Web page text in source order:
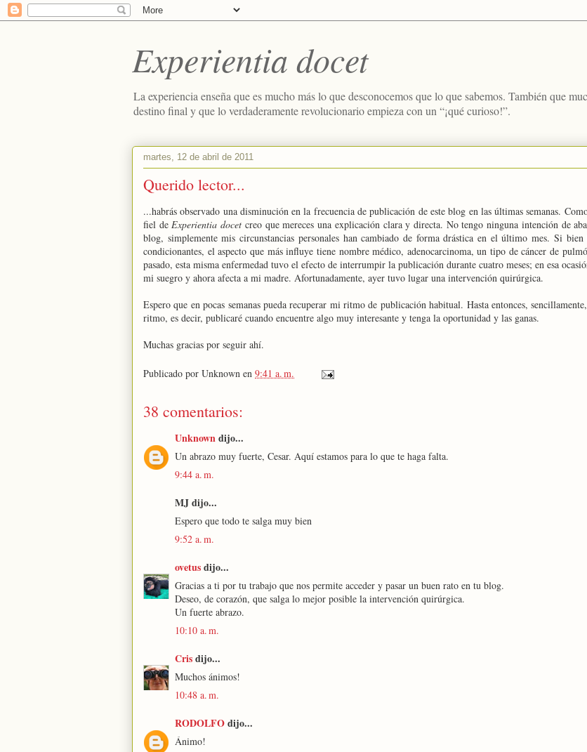
Experientia docet
La experiencia enseña que es mucho más lo que desconocemos que lo que sabemos. También que
destino final y que lo verdaderamente revolucionario empieza con un “¡qué curioso!”.
martes, 12 de abril de 2011
Querido lector...
...habrás observado una disminución en la frecuencia de publicación de este blog en las últimas semanas.
fiel deExperientia docet creo que mereces una explicación clara y directa. No tengo ninguna intención de
blog, simplemente mis circunstancias personales han cambiado de forma drástica en el último mes. Si
condicionantes, el aspecto que más influye tiene nombre médico, adenocarcinoma, un tipo de cáncer de
pasado, esta misma enfermedad tuvo el efecto de interrumpir la publicación durante cuatro meses; en esa
mi suegro y ahora afecta a mi madre. Afortunadamente, ayer tuvo lugar una intervención quirúrgica.
Espero que en pocas semanas pueda recuperar mi ritmo de publicación habitual. Hasta entonces,
ritmo, es decir, publicaré cuando encuentre algo muy interesante y tenga la oportunidad y las ganas.
Muchas gracias por seguir ahí.
Publicado por Unknown en 9:41 a. m.
38 comentarios:
Unknowndijo...
Un abrazo muy fuerte, Cesar. Aquí estamos para lo que te haga falta.
9:44 a. m.
MJ dijo...
Espero que todo te salga muy bien
9:52 a. m.
ovetusdijo...
Gracias a ti por tu trabajo que nos permite acceder y pasar un buen rato en tu blog.
Deseo, de corazón, que salga lo mejor posible la intervención quirúrgica.
Un fuerte abrazo.
10:10 a. m.
Crisdijo...
Muchos ánimos!
10:48 a. m.
RODOLFOdijo...
Ánimo!